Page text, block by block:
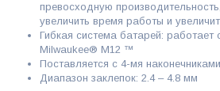
превосходную
увеличить время работы и
Гибкая система батарей: работает
Milwaukee® M12 ™
Поставляется с 4-мя наконечниками
Диапазон заклепок: 2.4 – 4.8 мм